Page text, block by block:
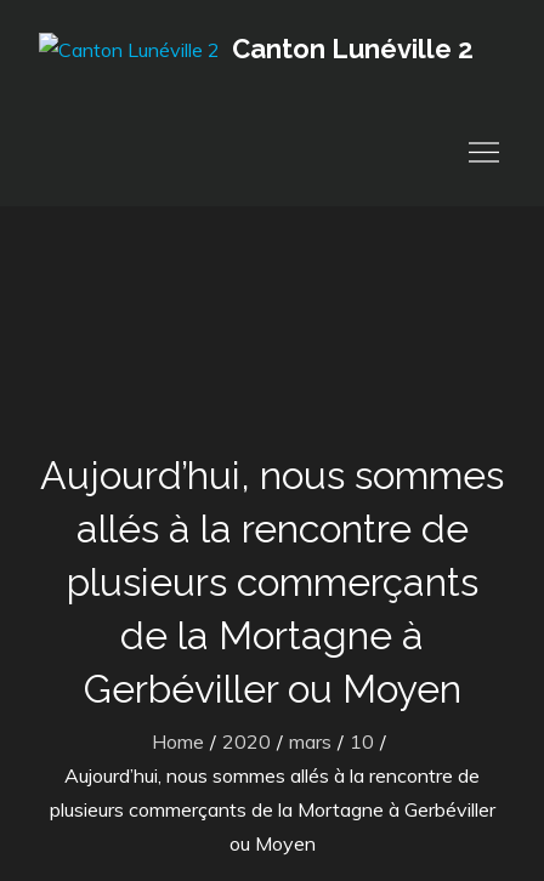
Canton Lunéville 2
Aujourd’hui, nous sommes
allés à la rencontre de
plusieurs commerçants
de la Mortagne à
Gerbéviller ou Moyen
Home 2020 mars
10
Aujourd’hui, nous sommes allés à la rencontre de
plusieurs commerçants de la Mortagne à Gerbéviller
ou Moyen